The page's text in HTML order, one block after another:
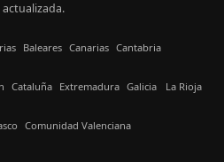
Baleares Canarias Cantabria
Cataluña Extremadura Galicia La Rioja
Comunidad Valenciana